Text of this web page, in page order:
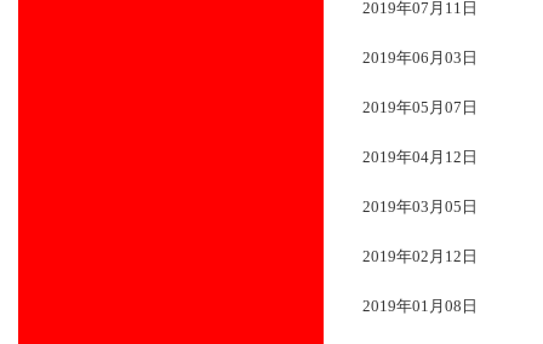
2019年07月11日
2019年06月03日
2019年05月07日
2019年04月12日
2019年03月05日
2019年02月12日
2019年01月08日